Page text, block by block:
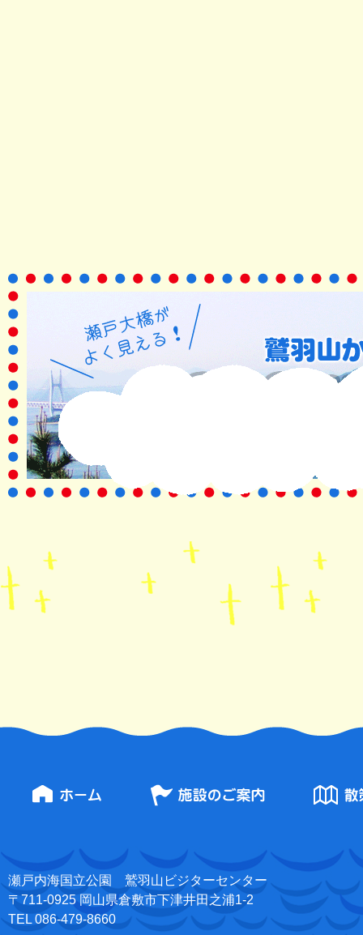
瀬戸内海国立公園 鷲羽山ビジターセンター
〒711-0925 岡山県倉敷市下津井田之浦1-2
TEL 086-479-8660